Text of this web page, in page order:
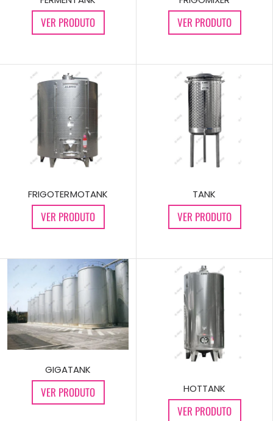
VER PRODUTO VER PRODUTO
FRIGOTERMOTANK
VER PRODUTO
TANK
VER PRODUTO
GIGATANK
VER PRODUTO HOTTANK
VER PRODUTO